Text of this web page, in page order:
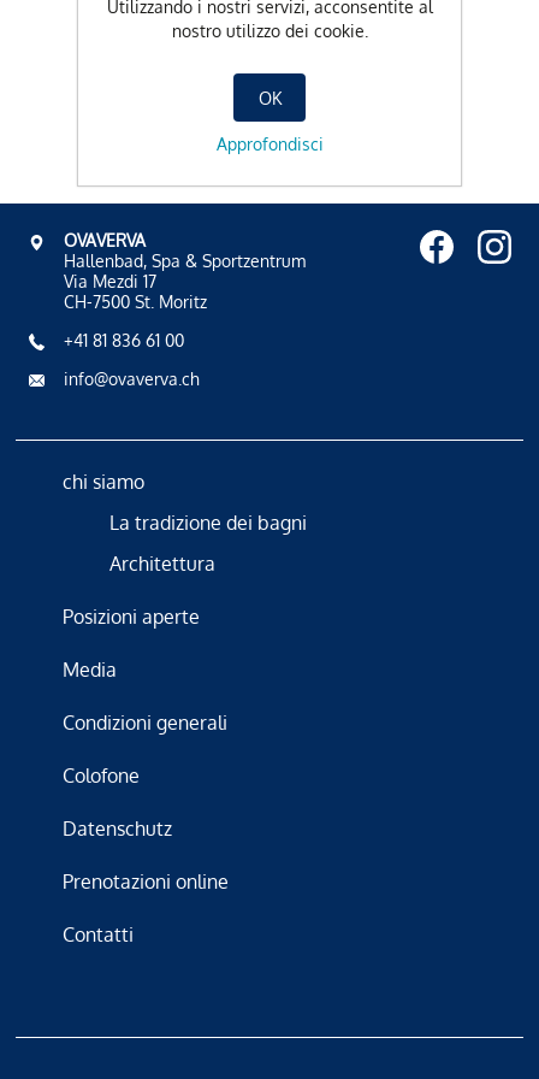
OVAVERVA
Hallenbad, Spa & Sportzentrum
Via Mezdi 17
CH-7500 St. Moritz
+41 81 836 61 00
info@ovaverva.ch
chi siamo
La tradizione dei bagni
Architettura
Posizioni aperte
Media
Condizioni generali
Colofone
Datenschutz
Prenotazioni online
Contatti
Utilizzando i nostri servizi, acconsentite al
nostro utilizzo dei cookie.
OK
Approfondisci